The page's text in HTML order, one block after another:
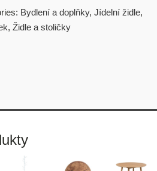
Bydlení a doplňky, Jídelní židle,
, Židle a stoličky